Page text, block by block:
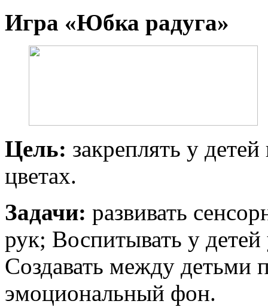
Игра «Юбка радуга»
Цель: закреплять у
цветах.
Задачи: развивать
рук; Воспитывать у
Создавать между
эмоциональный фон.